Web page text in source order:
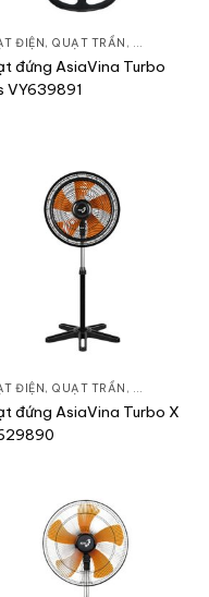
ĐIỆN, QUẠT TRẦN , QUẠT
đứng AsiaVina Turbo
VY639891
ĐIỆN, QUẠT TRẦN , QUẠT
đứng AsiaVina Turbo X